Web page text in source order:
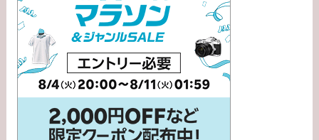
【学歴】渡邊渚の出身
大学・高校のエピソー
ドまとめ！病気
（PTSD）の原因は？
【学歴】大谷翔平の出
身大学・高校のエピソ